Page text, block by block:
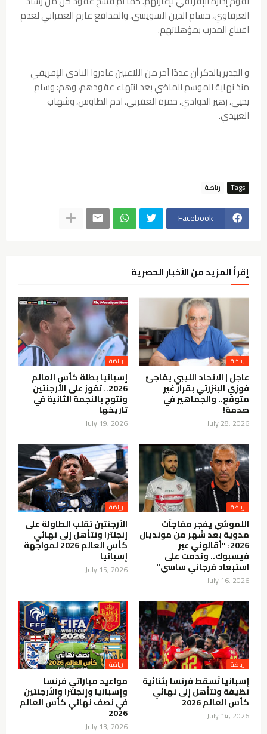
العرفاوي، حسام الدين السويسي، والمدافع عارم العمراني لعدم
اقتناع المدرب بمؤهلاتهم.
و الجدير بالذكر أن عددًا آخر من اللاعبين غادروا النادي الإفريقي
منذ نهاية الموسم الماضي بعد انتهاء عقودهم، وهم: وسام
يحيى، زهير الذوادي، حمزة العقربي، آدم الطاوس، وشهاب
العبيدي.
Tags رياضة
Facebook
إقرأ المزيد من الأخبار الحصرية
رياضة
عاجل | الاتحاد الليبي يفاجئ
فوزي البنزرتي بقرار غير
متوقع.. والجماهير في
صدمة!
July 28, 2026
رياضة
إسبانيا بطلة كأس العالم
2026.. تفوز على الأرجنتين
وتتوج بالنجمة الثانية في
تاريخها
July 19, 2026
رياضة
اللموشي يفجر مفاجآت
مدوية بعد شهر من مونديال
2026: "أقالوني عبر
فيسبوك.. وندمت على
استبعاد فرجاني ساسي"
July 16, 2026
رياضة
الأرجنتين تقلب الطاولة على
إنجلترا وتتأهل إلى نهائي
كأس العالم 2026 لمواجهة
إسبانيا
July 15, 2026
رياضة
إسبانيا تُسقط فرنسا بثنائية
نظيفة وتتأهل إلى نهائي
كأس العالم 2026
July 14, 2026
رياضة
مواعيد مباراتي فرنسا
وإسبانيا وإنجلترا والأرجنتين
في نصف نهائي كأس العالم
2026
July 13, 2026